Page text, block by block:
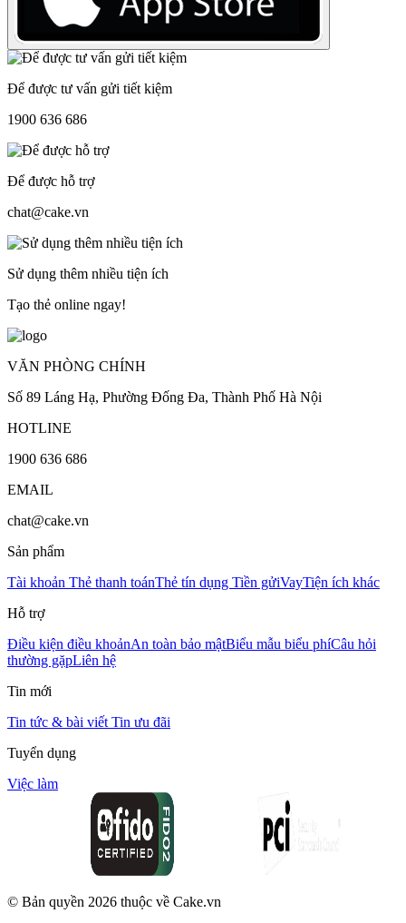
Để được tư vấn gửi tiết kiệm
1900 636 686
Để được hỗ trợ
chat@cake.vn
Sử dụng thêm nhiều tiện ích
Tạo thẻ online ngay!
VĂN PHÒNG CHÍNH
Số 89 Láng Hạ, Phường Đống Đa, Thành Phố Hà Nội
HOTLINE
1900 636 686
EMAIL
chat@cake.vn
Sản phẩm
Tài khoản Thẻ thanh toánThẻ tín dụng Tiền gửiVayTiện ích khác
Hỗ trợ
Điều kiện điều khoảnAn toàn bảo mậtBiểu mẫu biểu phíCâu hỏi
thường gặpLiên hệ
Tin mới
Tin tức & bài viết Tin ưu đãi
Tuyển dụng
Việc làm
© Bản quyền 2026 thuộc về Cake.vn